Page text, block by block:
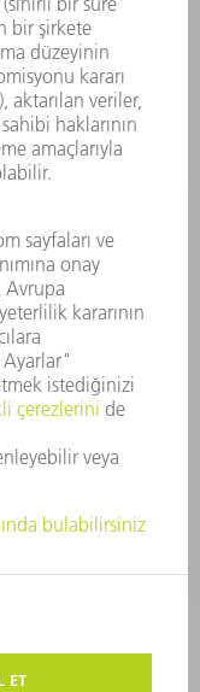
& KOŞULLAR